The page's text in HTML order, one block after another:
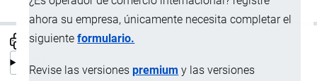
ahora su empresa, únicamente necesita completar el
siguienteformulario.
Revise las versionespremium y las versiones